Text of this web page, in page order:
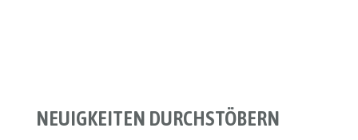
NEUIGKEITEN DURCHSTÖBERN